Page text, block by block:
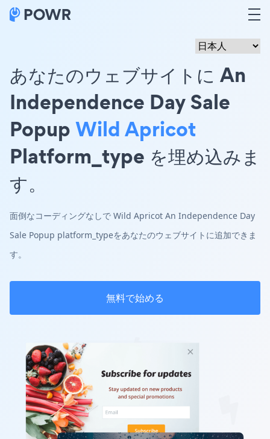
あなたのウェブサイトに An
Independence Day Sale
PopupWild Apricot
Platform_type を埋め込みま
す。
面倒なコーディングなしで Wild Apricot An Independence Day
Sale Popup platform_typeをあなたのウェブサイトに追加できま
す。
無料で始める